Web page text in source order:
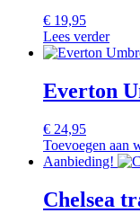
€ 19,95
Lees verder
Everton
€ 24,95
Toevoegen aan
Aanbieding!
Chelsea